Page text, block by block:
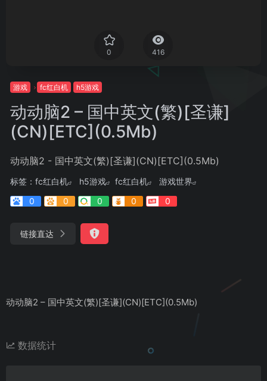
0 416
游戏 fc红白机 h5游戏
动动脑2 – 国中英文(繁)[圣谦]
(CN)[ETC](0.5Mb)
动动脑2 - 国中英文(繁)[圣谦](CN)[ETC](0.5Mb)
标签： fc红白机 h5游戏 fc红白机
游戏世界
0
0 0 0 0
链接直达
动动脑2 – 国中英文(繁)[圣谦](CN)[ETC](0.5Mb)
数据统计